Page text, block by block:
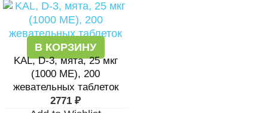
В КОРЗИНУ
KAL, D-3, мята, 25 мкг
(1000 МЕ), 200
жевательных таблеток
2771 ₽